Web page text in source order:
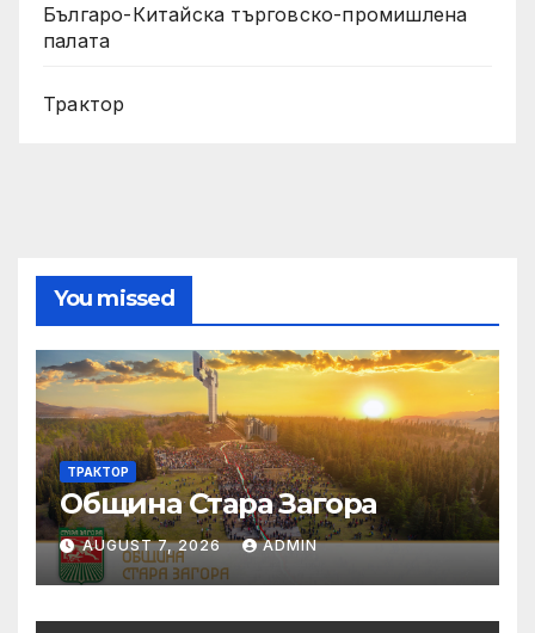
Българо-Китайска търговско-промишлена
палата
Трактор
You missed
ТРАКТОР
Община Стара Загора
AUGUST 7, 2026 ADMIN